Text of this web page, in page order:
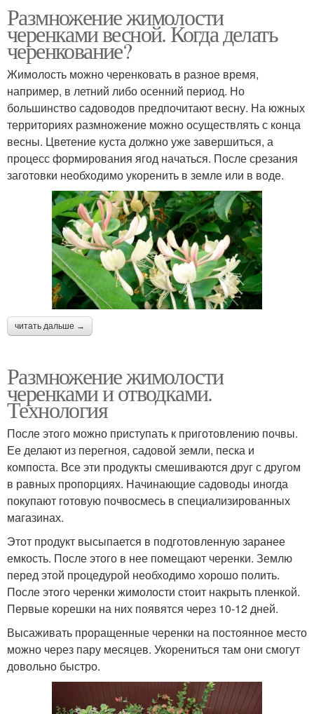
Размножение жимолости
черенками весной. Когда делать
черенкование?
Жимолость можно черенковать в разное время,
например, в летний либо осенний период. Но
большинство садоводов предпочитают весну. На южных
территориях размножение можно осуществлять с конца
весны. Цветение куста должно уже завершиться, а
процесс формирования ягод начаться. После срезания
заготовки необходимо укоренить в земле или в воде.
читать дальше →
Размножение жимолости
черенками и отводками.
Технология
После этого можно приступать к приготовлению почвы.
Ее делают из перегноя, садовой земли, песка и
компоста. Все эти продукты смешиваются друг с другом
в равных пропорциях. Начинающие садоводы иногда
покупают готовую почвосмесь в специализированных
магазинах.
Этот продукт высыпается в подготовленную заранее
емкость. После этого в нее помещают черенки. Землю
перед этой процедурой необходимо хорошо полить.
После этого черенки жимолости стоит накрыть пленкой.
Первые корешки на них появятся через 10-12 дней.
Высаживать проращенные черенки на постоянное место
можно через пару месяцев. Укорениться там они смогут
довольно быстро.